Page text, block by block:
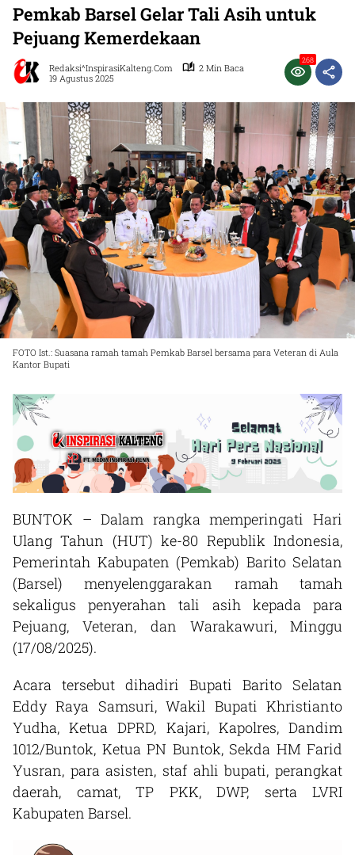
Pemkab Barsel Gelar Tali Asih untuk
Pejuang Kemerdekaan
Redaksi^InspirasiKalteng.com
2 Min Baca
19 Agustus 2025
268
FOTO Ist.: Suasana ramah tamah Pemkab Barsel bersama para Veteran di Aula
Kantor Bupati
BUNTOK – Dalam rangka memperingati Hari
Ulang Tahun (HUT) ke-80 Republik Indonesia,
Pemerintah Kabupaten (Pemkab) Barito Selatan
(Barsel) menyelenggarakan ramah tamah
sekaligus penyerahan tali asih kepada para
Pejuang, Veteran, dan Warakawuri, Minggu
(17/08/2025).
Acara tersebut dihadiri Bupati Barito Selatan
Eddy Raya Samsuri, Wakil Bupati Khristianto
Yudha, Ketua DPRD, Kajari, Kapolres, Dandim
1012/Buntok, Ketua PN Buntok, Sekda HM Farid
Yusran, para asisten, staf ahli bupati, perangkat
daerah, camat, TP PKK, DWP, serta LVRI
Kabupaten Barsel.